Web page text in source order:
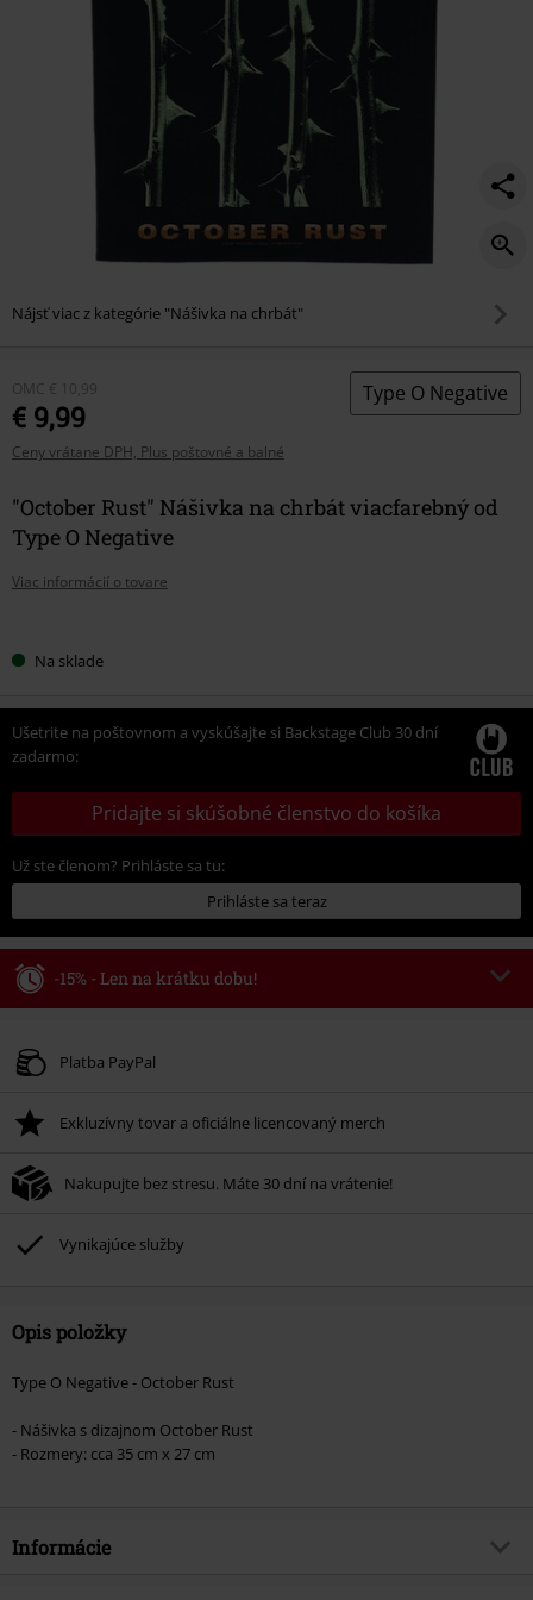
Nájsť viac z kategórie "Nášivka na chrbát"
OMC € 10,99
€ 9,99
Ceny vrátane DPH, Plus poštovné a balné
Type O Negative
"October Rust" Nášivka na chrbát viacfarebný od
Type O Negative
Viac informácií o tovare
si Na sklade
Ušetrite na poštovnom a vyskúšajte si Backstage Club 30 dní
zadarmo:
Pridajte si skúšobné členstvo do košíka
Už ste členom? Prihláste sa tu:
Prihláste sa teraz
-15% - Len na krátku dobu!
Platné do 8/9/26
Po zadaní kódu v košíku, sa zľava uplatní automaticky.
Nemožno kombinovať s inými akciovými kódmi. Zľava sa nevzťahuje na:
knihy, médiá, vstupenky, Rammstein, (Till) Lindemann, Böhse Onkelz,
ktorých kúpou podporíte nadáciu.
Platba PayPal
Exkluzívny tovar a oficiálne licencovaný merch
Nakupujte bez stresu. Máte 30 dní na vrátenie!
Vynikajúce služby
Opis položky
Type O Negative - October Rust
- Nášivka s dizajnom October Rust
- Rozmery: cca 35 cm x 27 cm
Informácie